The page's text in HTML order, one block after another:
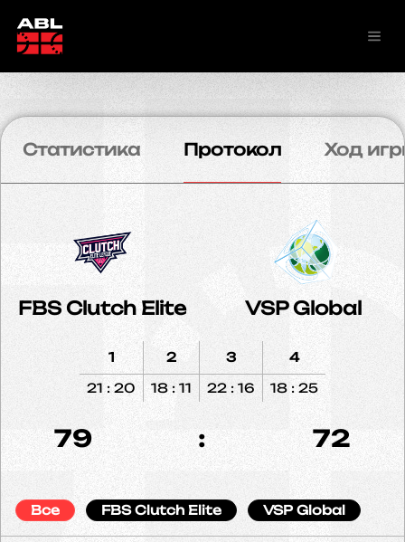
Статистика Протокол Ход
FBS Clutch Elite VSP Global
1
21 : 20
2
18 : 11
3
22 : 16
4
18 : 25
79 : 72
Все FBS Clutch Elite VSP Global